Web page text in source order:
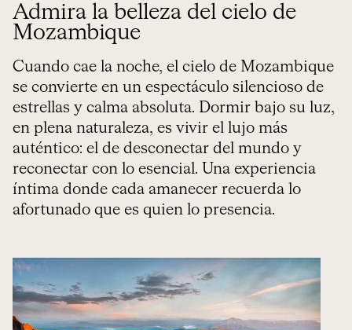
Admira la belleza del cielo de
Mozambique
Cuando cae la noche, el cielo de Mozambique
se convierte en un espectáculo silencioso de
estrellas y calma absoluta. Dormir bajo su luz,
en plena naturaleza, es vivir el lujo más
auténtico: el de desconectar del mundo y
reconectar con lo esencial. Una experiencia
íntima donde cada amanecer recuerda lo
afortunado que es quien lo presencia.